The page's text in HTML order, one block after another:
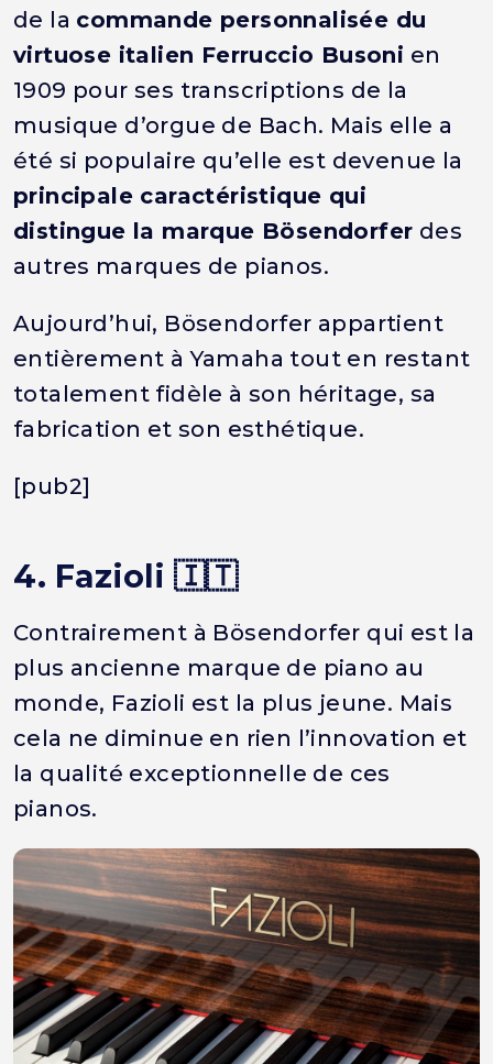
de la commande personnalisée du
virtuose italien Ferruccio Busoni en
1909 pour ses transcriptions de la
musique d’orgue de Bach. Mais elle a
été si populaire qu’elle est devenue la
principale caractéristique qui
distingue la marque Bösendorfer des
autres marques de pianos.
Aujourd’hui, Bösendorfer appartient
entièrement à Yamaha tout en restant
totalement fidèle à son héritage, sa
fabrication et son esthétique.
[pub2]
4. Fazioli 🇮🇹
Contrairement à Bösendorfer qui est la
plus ancienne marque de piano au
monde, Fazioli est la plus jeune. Mais
cela ne diminue en rien l’innovation et
la qualité exceptionnelle de ces
pianos.